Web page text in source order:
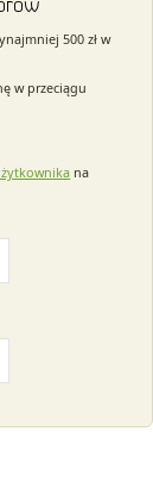
500 zł w
w przeciągu
na